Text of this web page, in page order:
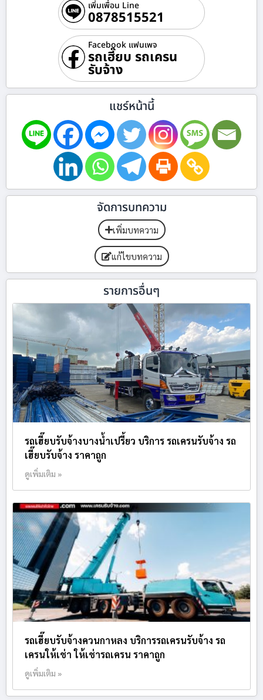
เพิ่มเพื่อน Line
0878515521
Facebook แฟนเพจ
รถเฮี๊ยบ รถเครน
รับจ้าง
แชร์หน้านี้
จัดการบทความ
เพิ่มบทความ
แก้ไขบทความ
รายการอื่นๆ
รถเฮี๊ยบรับจ้างบางน้ำเปรี้ยว บริการ รถเครนรับจ้าง รถ
เฮี๊ยบรับจ้าง ราคาถูก
ดูเพิ่มเติม »
รถเฮี๊ยบรับจ้างควนกาหลง บริการรถเครนรับจ้าง รถ
เครนให้เช่า ให้เช่ารถเครน ราคาถูก
ดูเพิ่มเติม »